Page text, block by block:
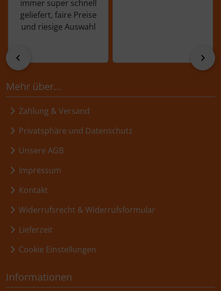
immer super schnell
geliefert, faire Preise
und riesige Auswahl
vor
Mehr über...
Zahlung & Versand
Privatsphäre und Datenschutz
Unsere AGB
Impressum
Kontakt
Widerrufsrecht & Widerrufsformular
Lieferzeit
Cookie Einstellungen
Informationen